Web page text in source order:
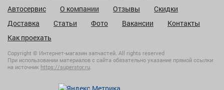
Автосервис
О компании Отзывы
Скидки
Доставка
Статьи Фото Вакансии
Контакты
Как проехать
Copyright © Интернет-магазин запчастей. All rights reserved
При использовании материалов с сайта обязательно указание прямой ссылки
на источник https://superstor.ru.